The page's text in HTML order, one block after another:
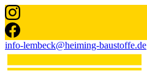
info-lembeck@heiming-baustoffe.de